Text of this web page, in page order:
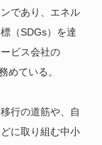
であり、エネル
（SDGs）を達
ビス会社の
めている。
行の道筋や、自
に取り組む中小